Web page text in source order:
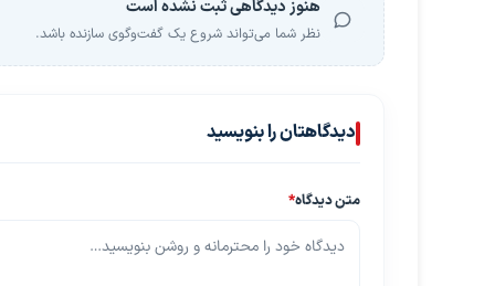
هنوز دیدگاهی ثبت نشده است
نظر شما می‌تواند شروع یک گفت‌وگوی سازنده باشد.
دیدگاهتان را بنویسید
متن دیدگاه*